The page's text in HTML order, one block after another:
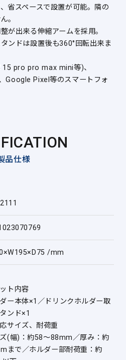
省スペースで設置が可能。隣の
。
が出来る伸縮アームを採用。
ンドは設置後も360°回転出来ま
pro pro max mini等)、
Google Pixel等のスマートフォ
品仕様
/mm
ト内容
ー本体×1／ドリンクホルダー取
ンド×1
サイズ、耐荷重
(幅)：約58〜88mm／厚み：約
まで／ホルダー部耐荷重：約